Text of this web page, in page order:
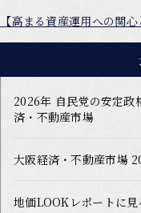
【高まる資産運用への関
2026年 自民党の安定政
済・不動産市場
大阪経済・不動産市場
地価LOOKレポートに